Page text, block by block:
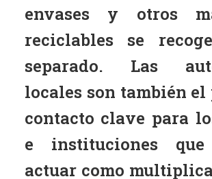
envases y otros
reciclables se
separado. Las
locales son también el
contacto clave para
e instituciones que
actuar como